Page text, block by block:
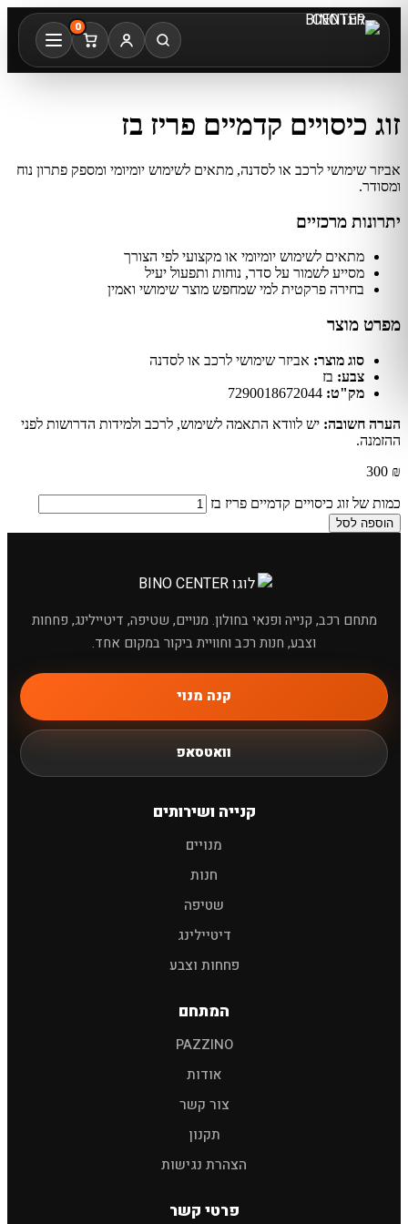
0
מחפשים מוצר לרכב? ×
זוג כיסויים קדמיים פריז בז
אביזר שימושי לרכב או לסדנה, מתאים לשימוש יומיומי ומספק פתרון נוח
ומסודר.
יתרונות מרכזיים
מתאים לשימוש יומיומי או מקצועי לפי הצורך
מסייע לשמור על סדר, נוחות ותפעול יעיל
בחירה פרקטית למי שמחפש מוצר שימושי ואמין
מפרט מוצר
סוג מוצר: אביזר שימושי לרכב או לסדנה
צבע: בז
מק"ט:
הערה חשובה: יש לוודא התאמה לשימוש, לרכב ולמידות הדרושות לפני
ההזמנה.
300 ₪
כמות של זוג כיסויים קדמיים פריז בז
הוספה לסל
מתחם רכב, קנייה ופנאי בחולון. מנויים, שטיפה, דיטיילינג, פחחות
וצבע, חנות רכב וחוויית ביקור במקום אחד.
קנה מנוי
וואטסאפ
קנייה ושירותים
מנויים
חנות
שטיפה
דיטיילינג
פחחות וצבע
המתחם
PAZZINO
אודות
צור קשר
תקנון
הצהרת נגישות
פרטי קשר